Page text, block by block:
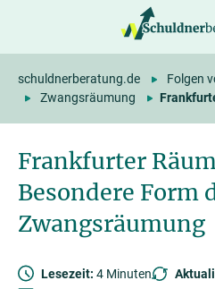
Frankfurter
Besondere Form
Zwangsräumung
schuldnerberatung.de
Folgen
Zwangsräumung
Lesezeit: 4 Minuten